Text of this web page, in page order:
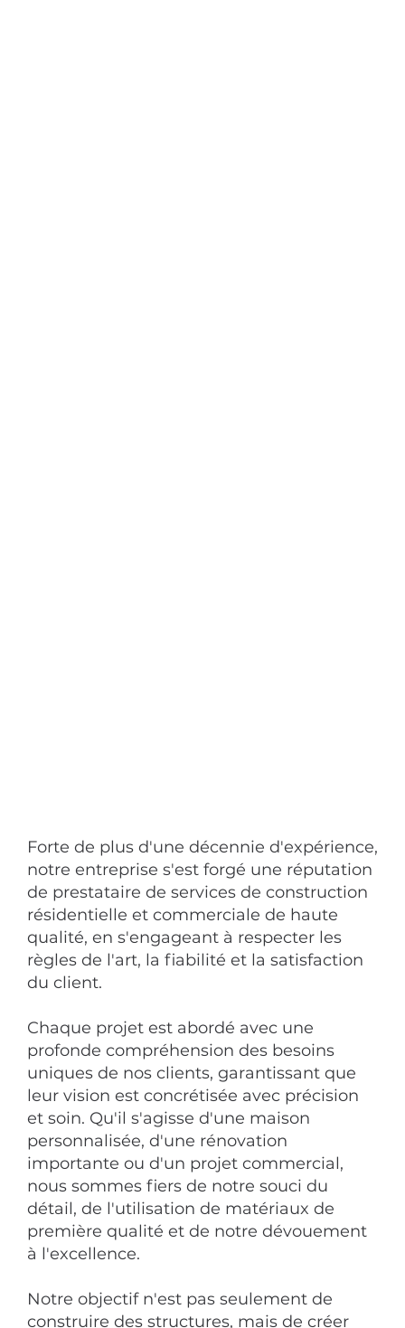
Forte de plus d'une décennie d'expérience,
notre entreprise s'est forgé une réputation
de prestataire de services de construction
résidentielle et commerciale de haute
qualité, en s'engageant à respecter les
règles de l'art, la fiabilité et la satisfaction
du client.
Chaque projet est abordé avec une
profonde compréhension des besoins
uniques de nos clients, garantissant que
leur vision est concrétisée avec précision
et soin. Qu'il s'agisse d'une maison
personnalisée, d'une rénovation
importante ou d'un projet commercial,
nous sommes fiers de notre souci du
détail, de l'utilisation de matériaux de
première qualité et de notre dévouement
à l'excellence.
Notre objectif n'est pas seulement de
construire des structures, mais de créer